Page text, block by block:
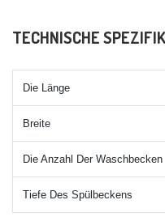
TECHNISCHE
Die Länge
Breite
Die Anzahl Der Waschbecken
Tiefe Des Spülbeckens